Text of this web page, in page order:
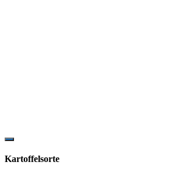
Show
Content
Kartoffelsorte